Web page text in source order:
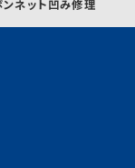
ネット凹み修理